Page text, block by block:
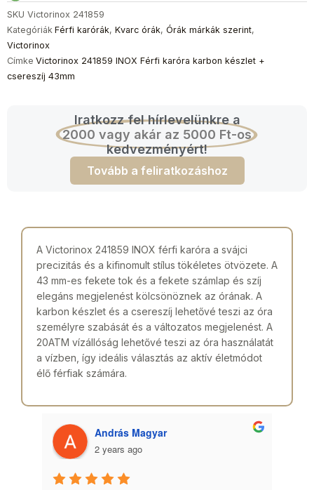
SKU Victorinox 241859
Kategóriák Férfi karórák, Kvarc órák, Órák márkák szerint,
Victorinox
Címke Victorinox 241859 INOX Férfi karóra karbon készlet +
csereszíj 43mm
Iratkozz fel hírlevelünkre a
2000 vagy akár az 5000 Ft-os
kedvezményért!
Tovább a feliratkozáshoz
A Victorinox 241859 INOX férfi karóra a svájci
precizitás és a kifinomult stílus tökéletes ötvözete. A
43 mm-es fekete tok és a fekete számlap és szíj
elegáns megjelenést kölcsönöznek az órának. A
karbon készlet és a csereszíj lehetővé teszi az óra
személyre szabását és a változatos megjelenést. A
20ATM vízállóság lehetővé teszi az óra használatát
a vízben, így ideális választás az aktív életmódot
élő férfiak számára.
András Magyar
2 years ago